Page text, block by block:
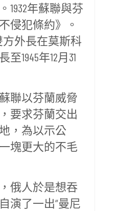
1932年蘇聯與芬
侵犯條約》。
方外長在莫斯科
1945年12月31
以芬蘭威脅
要求芬蘭交出
，為以示公
塊更大的不毛
人於是想吞
演了一出“曼尼